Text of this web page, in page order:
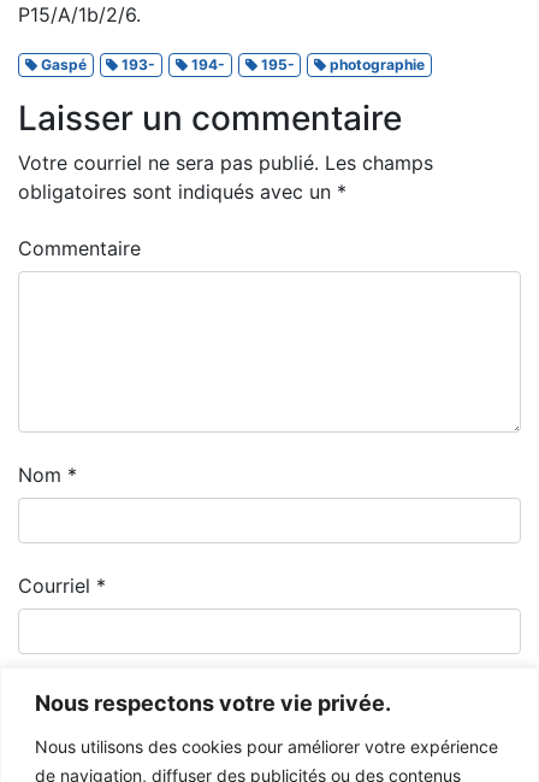
Nous respectons votre vie privée.
Nous utilisons des cookies pour améliorer votre expérience
de navigation, diffuser des publicités ou des contenus
P15/A/1b/2/6.
Gaspé 193- 194- 195- photographie
Laisser un commentaire
Votre courriel ne sera pas publié. Les champs
obligatoires sont indiqués avec un *
Commentaire
Nom *
Courriel *